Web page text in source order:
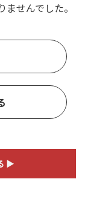
せんでした。
▶